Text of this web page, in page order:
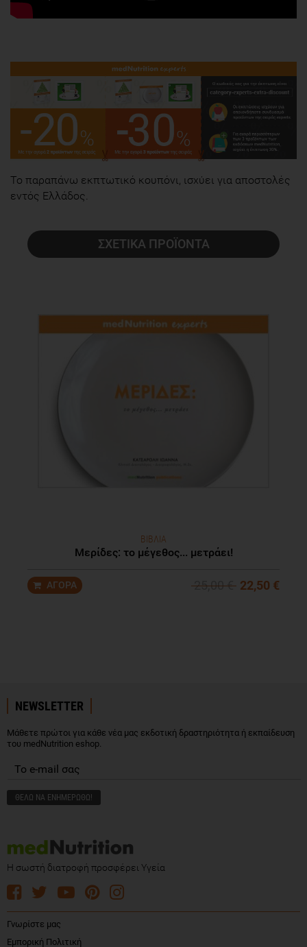
To παραπάνω εκπτωτικό κουπόνι, ισχύει για αποστολές
εντός Ελλάδος.
ΣΧΕΤΙΚΑ ΠΡΟΪΟΝΤΑ
ΒΙΒΛΙΑ
Μερίδες: το μέγεθος... μετράει!
25,00 € 22,50 €
NEWSLETTER
Μάθετε πρώτοι για κάθε νέα μας εκδοτική δραστηριότητα ή εκπαίδευση
του medNutrition eshop.
Η σωστή διατροφή προσφέρει Υγεία
Γνωρίστε μας
Εμπορική Πολιτική